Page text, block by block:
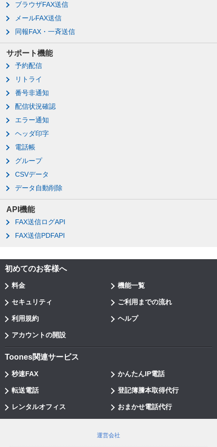
ブラウザFAX送信
メールFAX送信
同報FAX・一斉送信
サポート機能
予約配信
リトライ
番号非通知
配信状況確認
エラー通知
ヘッダ印字
電話帳
グループ
CSVデータ
データ自動削除
API機能
FAX送信ログAPI
FAX送信PDFAPI
初めてのお客様へ
料金 機能一覧
セキュリティ ご利用までの流れ
利用規約 ヘルプ
アカウントの開設
Toones関連サービス
秒速FAX かんたんIP電話
転送電話 登記簿謄本取得代行
レンタルオフィス おまかせ電話代行
運営会社